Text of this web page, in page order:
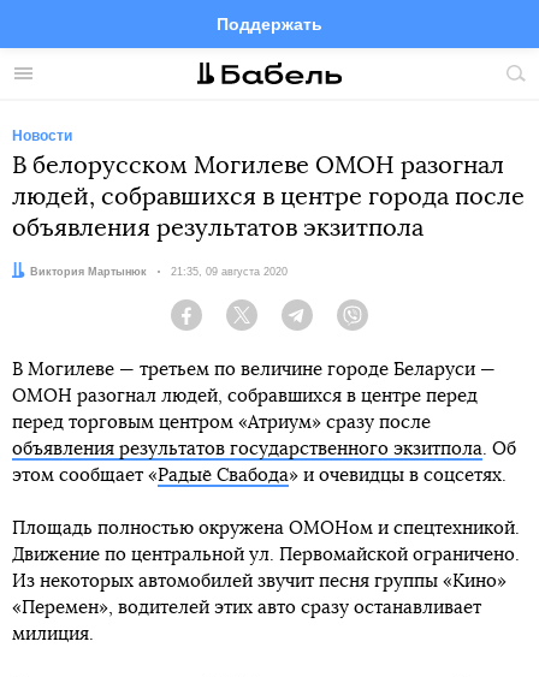
Меню
Поддержать
FacebookTelegramTwitter
Новости
В белорусском Могилеве ОМОН разогнал
людей, собравшихся в центре города после
объявления результатов экзитпола
Автор:Виктория Мартынюк Дата:
21:35, 09 августа 2020
Facebook Twitter Telegram
В Могилеве — третьем по величине городе Беларуси —
ОМОН разогнал людей, собравшихся в центре перед
перед торговым центром «Атриум» сразу после
объявления результатов государственного экзитпола. Об
этом сообщает «Радыё Свабода» и очевидцы в соцсетях.
Площадь полностью окружена ОМОНом и спецтехникой.
Движение по центральной ул. Первомайской ограничено.
Из некоторых автомобилей звучит песня группы «Кино»
«Перемен», водителей этих авто сразу останавливает
милиция.